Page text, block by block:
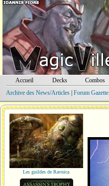
Accueil Decks Combos
Archive des News/Articles| Forum Gazette|
Les guildes de Ravnica